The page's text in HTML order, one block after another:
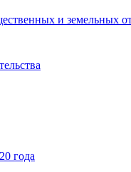
и земельных
года